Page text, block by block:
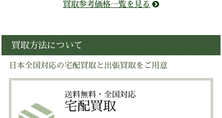
買取参考価格一覧を見る
買取方法について
日本全国対応の宅配買取と出張買取をご用意
送料無料・全国対応
宅配買取